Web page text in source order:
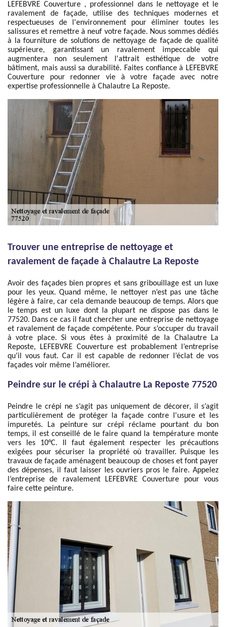
LEFEBVRE Couverture , professionnel dans le nettoyage et le
ravalement de façade, utilise des techniques modernes et
respectueuses de l'environnement pour éliminer toutes les
salissures et remettre à neuf votre façade. Nous sommes dédiés
à la fourniture de solutions de nettoyage de façade de qualité
supérieure, garantissant un ravalement impeccable qui
augmentera non seulement l'attrait esthétique de votre
bâtiment, mais aussi sa durabilité. Faites confiance à LEFEBVRE
Couverture pour redonner vie à votre façade avec notre
expertise professionnelle à Chalautre La Reposte.
Trouver une entreprise de nettoyage et
ravalement de façade à Chalautre La Reposte
Avoir des façades bien propres et sans gribouillage est un luxe
pour les yeux. Quand même, le nettoyer n’est pas une tâche
légère à faire, car cela demande beaucoup de temps. Alors que
le temps est un luxe dont la plupart ne dispose pas dans le
77520. Dans ce cas il faut chercher une entreprise de nettoyage
et ravalement de façade compétente. Pour s’occuper du travail
à votre place. Si vous êtes à proximité de la Chalautre La
Reposte, LEFEBVRE Couverture est probablement l’entreprise
qu’il vous faut. Car il est capable de redonner l’éclat de vos
façades voir même l’améliorer.
Peindre sur le crépi à Chalautre La Reposte 77520
Peindre le crépi ne s’agit pas uniquement de décorer, il s’agit
particulièrement de protéger la façade contre l'usure et les
impuretés. La peinture sur crépi réclame pourtant du bon
temps, il est conseillé de le faire quand la température monte
vers les 10°C. Il faut également respecter les précautions
exigées pour sécuriser la propriété où travailler. Puisque les
travaux de façade aménagent beaucoup de choses et font payer
des dépenses, il faut laisser les ouvriers pros le faire. Appelez
l’entreprise de ravalement LEFEBVRE Couverture pour vous
faire cette peinture.